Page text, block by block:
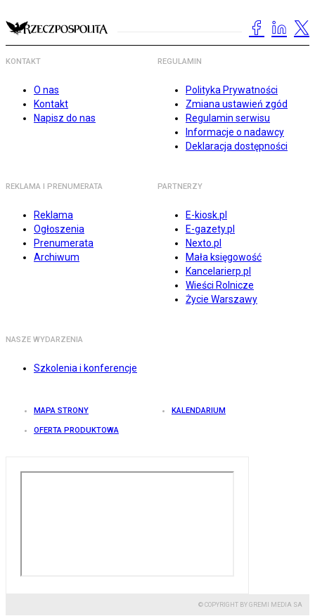
KONTAKT
O nas
Kontakt
Napisz do nas
REGULAMIN
Polityka Prywatności
Zmiana ustawień zgód
Regulamin serwisu
Informacje o nadawcy
Deklaracja dostępności
REKLAMA I PRENUMERATA
Reklama
Ogłoszenia
Prenumerata
Archiwum
PARTNERZY
E-kiosk.pl
E-gazety.pl
Nexto.pl
Mała księgowość
Kancelarierp.pl
Wieści Rolnicze
Życie Warszawy
NASZE WYDARZENIA
Szkolenia i konferencje
MAPA STRONY KALENDARIUM
OFERTA PRODUKTOWA
© COPYRIGHT BY GREMI MEDIA SA